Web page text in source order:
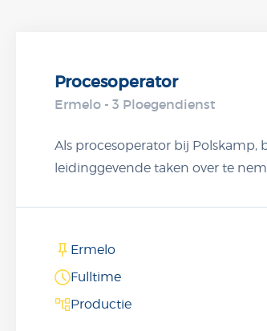
Procesoperator
Ermelo - 3 Ploegendienst
Als procesoperator bij Polskamp,
leidinggevende taken over te
Onderdeel van een innovatief
Ermelo
Fulltime
Productie